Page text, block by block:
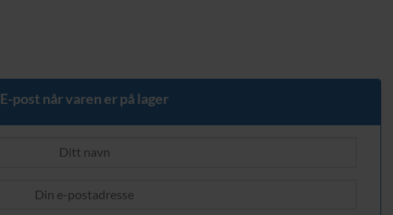
E-post når varen er på lager